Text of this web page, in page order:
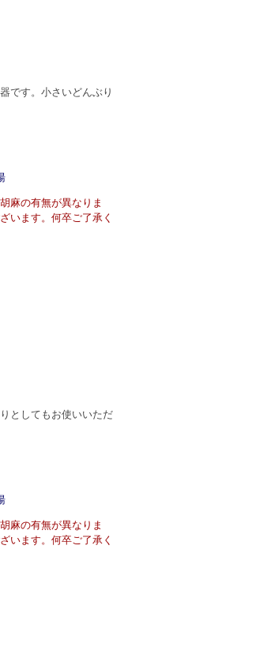
です。小さいどんぶり
麻の有無が異なりま
います。何卒ご了承く
としてもお使いいただ
麻の有無が異なりま
います。何卒ご了承く